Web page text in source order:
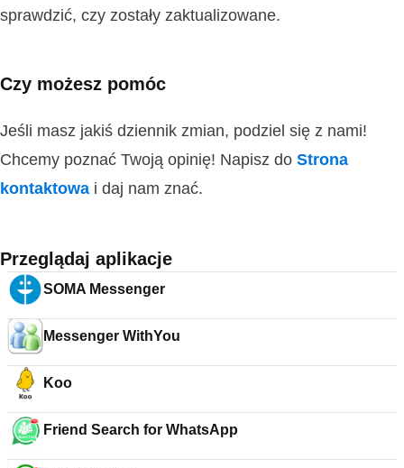
sprawdzić, czy zostały zaktualizowane.
Czy możesz pomóc
Jeśli masz jakiś dziennik zmian, podziel się z nami!
Chcemy poznać Twoją opinię! Napisz do Strona
kontaktowa i daj nam znać.
Przeglądaj aplikacje
SOMA Messenger
Messenger WithYou
Koo
Friend Search for WhatsApp